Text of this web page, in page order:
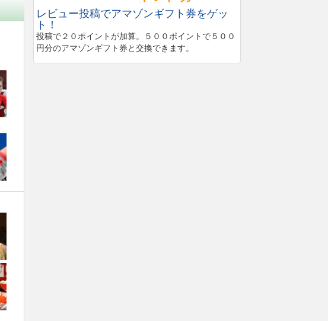
レビュー投稿でアマゾンギフト券をゲッ
ト！
投稿で２０ポイントが加算。５００ポイントで５００
円分のアマゾンギフト券と交換できます。